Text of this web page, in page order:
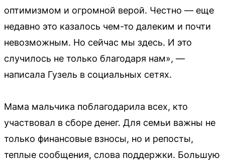
оптимизмом и огромной верой. Честно — еще
недавно это казалось чем-то далеким и почти
невозможным. Но сейчас мы здесь. И это
случилось не только благодаря нам», —
написала Гузель в социальных сетях.
Мама мальчика поблагодарила всех, кто
участвовал в сборе денег. Для семьи важны не
только финансовые взносы, но и репосты,
теплые сообщения, слова поддержки. Большую